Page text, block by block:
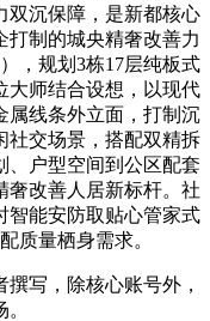
双沉保障，是新都核心
打制的城央精奢改善力
，规划3栋17层纯板式
大师结合设想，以现代
属线条外立面，打制沉
社交场景，搭配双精拆
、户型空间到公区配套
奢改善人居新标杆。社
智能安防取贴心管家式
质量栖身需求。
写，除核心账号外，